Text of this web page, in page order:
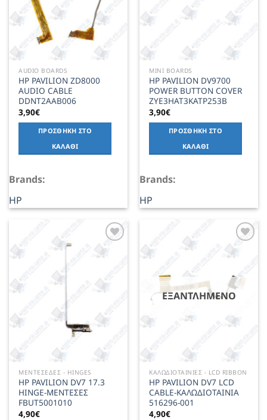
AUDIO BOARDS
HP PAVILION ZD8000
AUDIO CABLE
DDNT2AAB006
3,90€
ΠΡΟΣΘΉΚΗ ΣΤΟ
ΚΑΛΆΘΙ
Brands:
HP
MINI BOARDS
HP PAVILION DV9700
POWER BUTTON COVER
ZYE3HAT3KATP253B
3,90€
ΠΡΟΣΘΉΚΗ ΣΤΟ
ΚΑΛΆΘΙ
Brands:
HP
Add to
Wishlist
ΜΕΝΤΕΣΕΔΕΣ - HINGES
HP PAVILION DV7 17.3
HINGE-ΜΕΝΤΕΣΕΣ
FBUT5001010
4,90€
Add to
Wishlist
ΕΞΑΝΤΛΗΜΈΝΟ
ΚΑΛΩΔΙΟΤΑΙΝΙΕΣ - LCD RIBBON
HP PAVILION DV7 LCD
CABLE-ΚΑΛΩΔΙΟΤΑΙΝΙΑ
516296-001
4,90€